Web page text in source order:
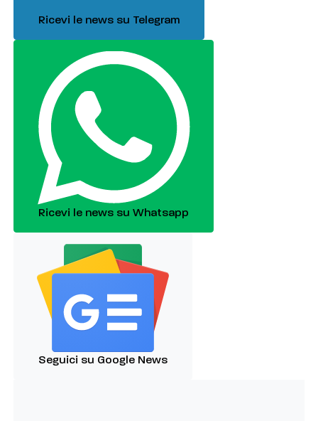
Ricevi le news su Telegram
Ricevi le news su Whatsapp
Seguici su Google News